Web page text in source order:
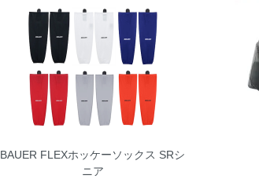
BAUER FLEXホッケーソックス SRシ
ニア